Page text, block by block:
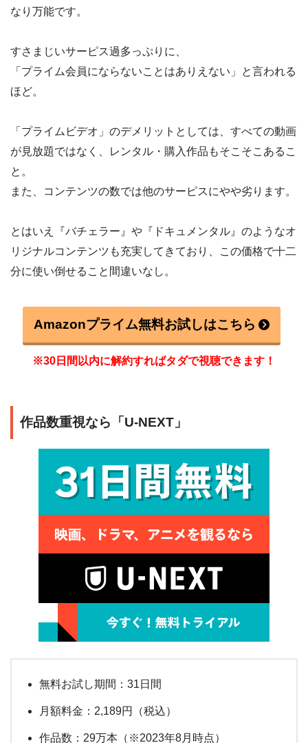
なり万能です。
すさまじいサーピス過多っぷりに、
「プライム会員にならないことはありえない」と言われる
ほど。
「プライムビデオ」のデメリットとしては、すべての動画
が見放題ではなく、レンタル・購入作品もそこそこあるこ
と。
また、コンテンツの数では他のサーピスにやや劣ります。
とはいえ『バチェラー』や『ドキュメンタル』のようなオ
リジナルコンテンツも充実してきており、この価格で十二
分に使い倒せること間違いなし。
Amazonプライム無料お試しはこちら
※30日間以内に解約すればタダで視聴できます！
作品数重視なら「U-NEXT」
無料お試し期間：31日間
月額料金：2,189円（税込）
作品数：29万本（※2023年8月時点）